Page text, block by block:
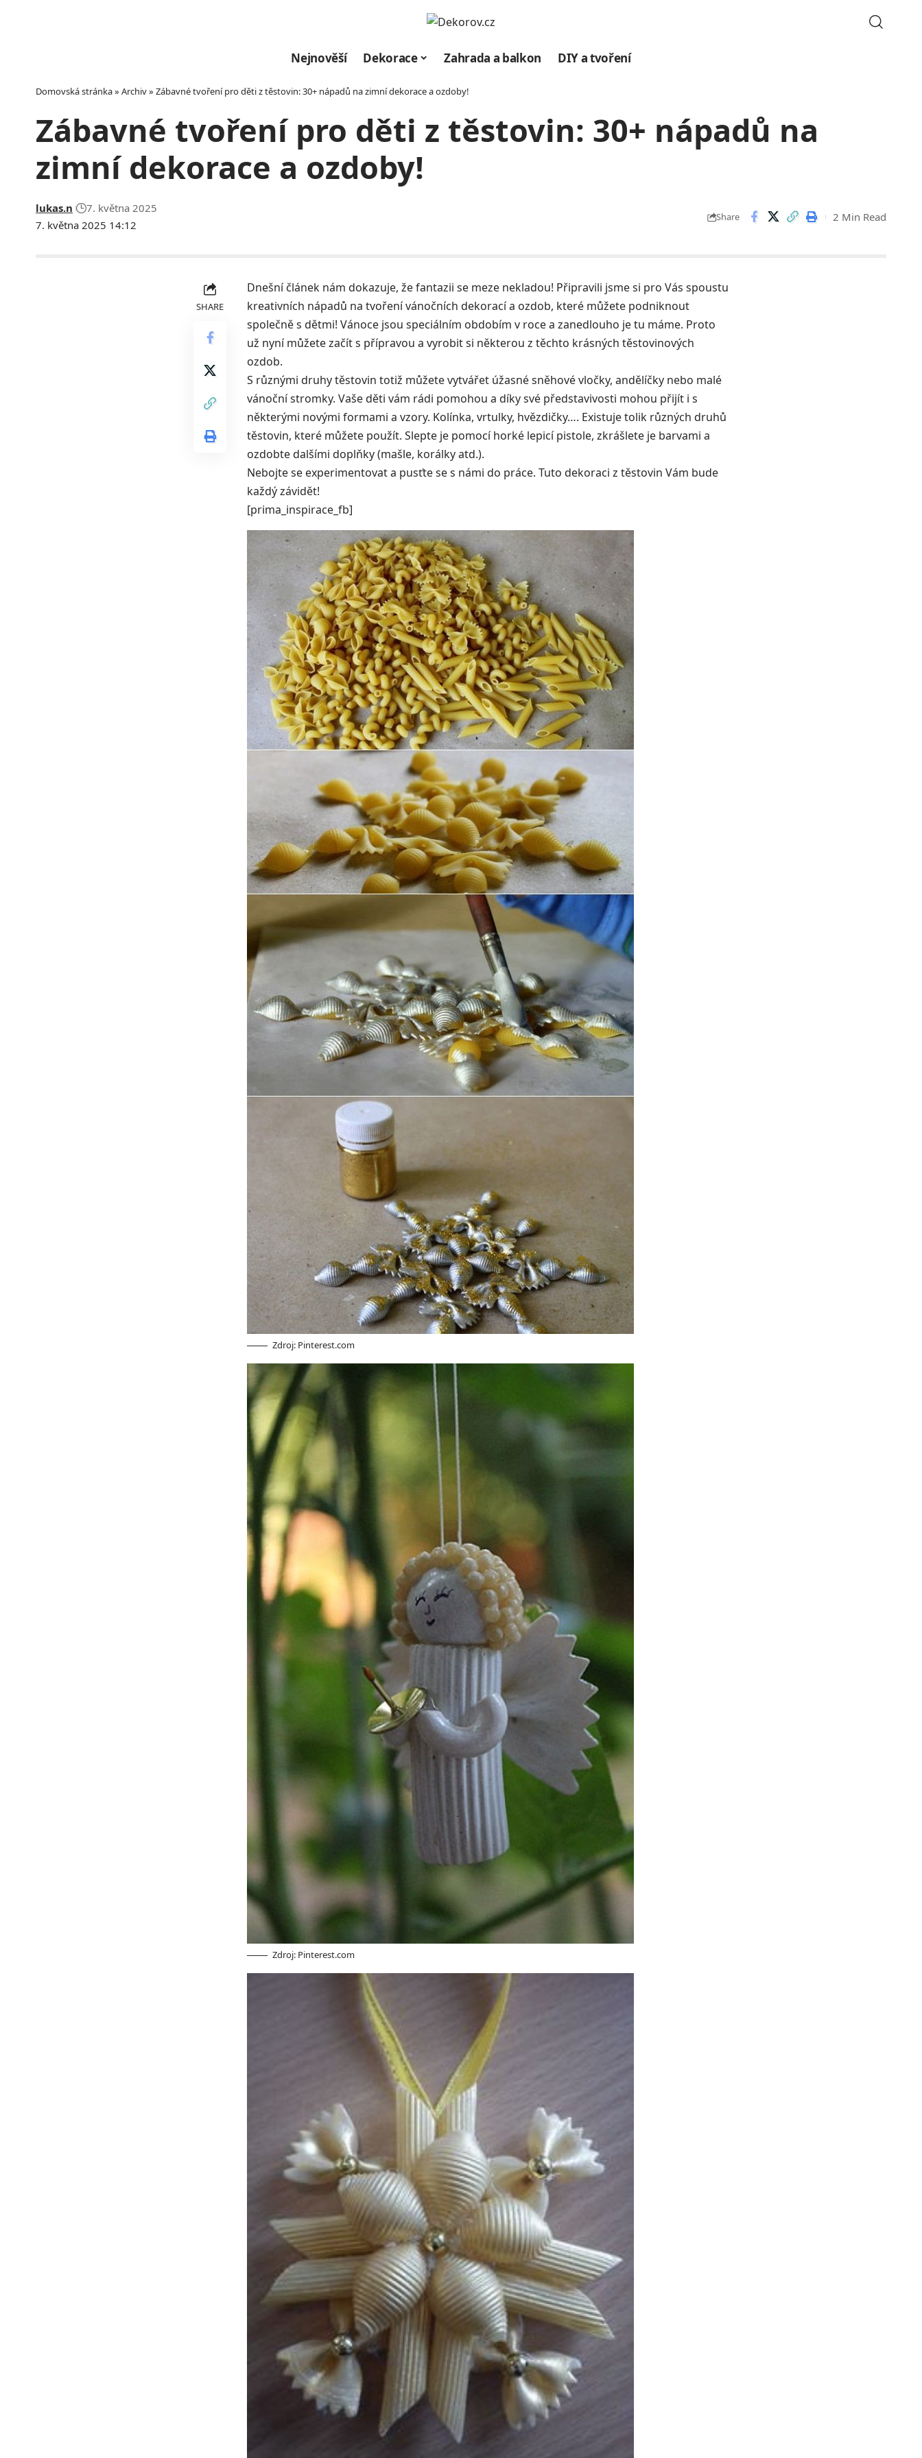
Nejnověší Dekorace Zahrada a balkon DIY a tvoření
Domovská stránka» Archiv» Zábavné tvoření pro děti z těstovin: 30+ nápadů na zimní dekorace a ozdoby!
Zábavné tvoření pro děti z těstovin: 30+ nápadů na
zimní dekorace a ozdoby!
7. května 2025 14:12
lukas.n 7. května 2025
Share 2 Min Read
SHARE
Dnešní článek nám dokazuje, že fantazii se meze nekladou! Připravili jsme si pro Vás spoustu
kreativních nápadů na tvořenívánočních dekoracía ozdob, které můžete podniknout
společně s dětmi! Vánoce jsou speciálním obdobím v roce a zanedlouho je tu máme. Proto
už nyní můžete začít s přípravou a vyrobit si některou z těchto krásných těstovinových
ozdob.
S různými druhy těstovin totiž můžete vytvářet úžasné sněhové vločky, andělíčky nebo malé
vánoční stromky. Vaše děti vám rádi pomohou a díky své představivosti mohou přijít i s
některými novými formami a vzory. Kolínka, vrtulky, hvězdičky…. Existuje tolik různých druhů
těstovin, které můžete použít. Slepte je pomocí horké lepicí pistole, zkrášlete je barvami a
ozdobte dalšími doplňky (mašle, korálky atd.).
Nebojte se experimentovat a pusťte se s námi do práce. Tuto dekoraci z těstovin Vám bude
každý závidět!
[prima_inspirace_fb]
Zdroj: Pinterest.com
Zdroj: Pinterest.com